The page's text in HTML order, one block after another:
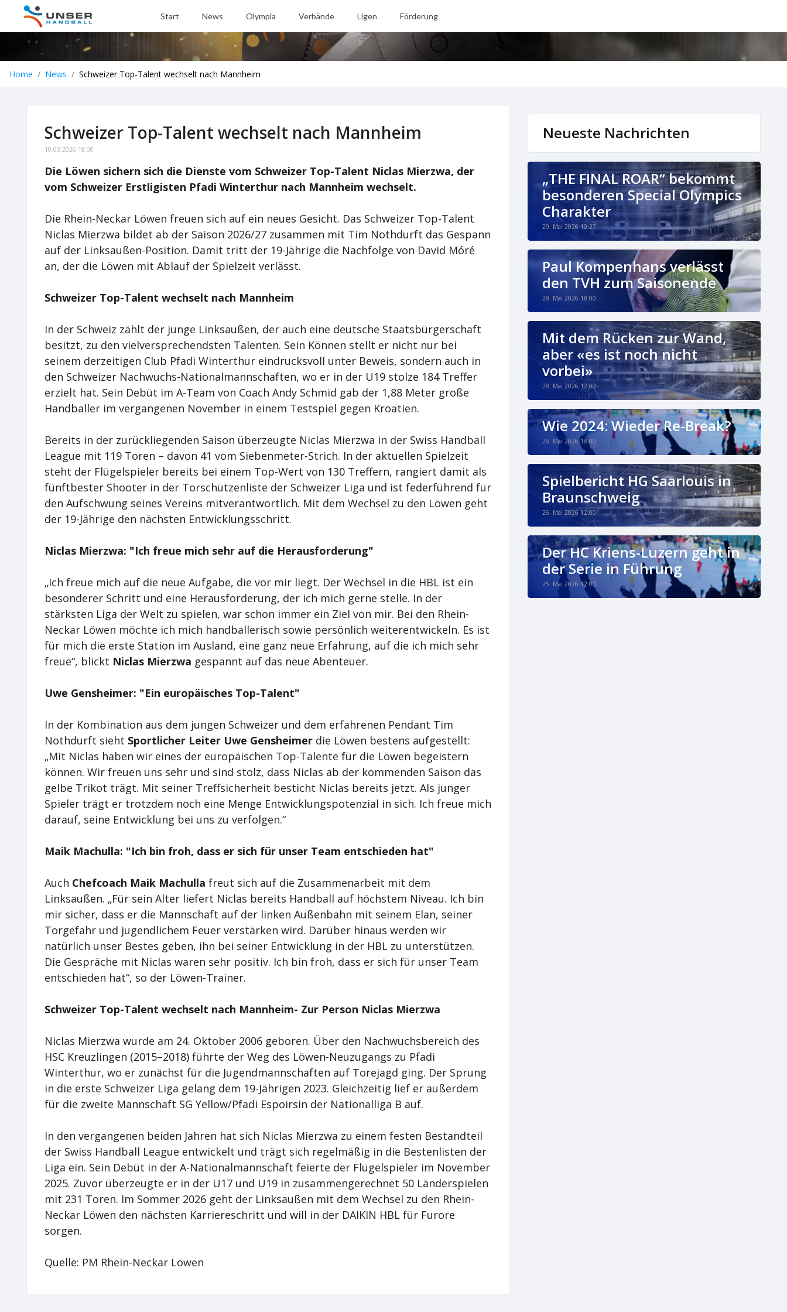
Start News Olympia Verbände Ligen Förderung
Home News Schweizer Top-Talent wechselt nach Mannheim
Schweizer Top-Talent wechselt nach Mannheim
10.03.2026 18:00
Die Löwen sichern sich die Dienste vom Schweizer Top-Talent Niclas Mierzwa, der
vom Schweizer Erstligisten Pfadi Winterthur nach Mannheim wechselt.
Die Rhein-Neckar Löwen freuen sich auf ein neues Gesicht. Das Schweizer Top-Talent
Niclas Mierzwa bildet ab der Saison 2026/27 zusammen mit Tim Nothdurft das Gespann
auf der Linksaußen-Position. Damit tritt der 19-Jährige die Nachfolge von David Móré
an, der die Löwen mit Ablauf der Spielzeit verlässt.
Schweizer Top-Talent wechselt nach Mannheim
In der Schweiz zählt der junge Linksaußen, der auch eine deutsche Staatsbürgerschaft
besitzt, zu den vielversprechendsten Talenten. Sein Können stellt er nicht nur bei
seinem derzeitigen Club Pfadi Winterthur eindrucksvoll unter Beweis, sondern auch in
den Schweizer Nachwuchs-Nationalmannschaften, wo er in der U19 stolze 184 Treffer
erzielt hat. Sein Debüt im A-Team von Coach Andy Schmid gab der 1,88 Meter große
Handballer im vergangenen November in einem Testspiel gegen Kroatien.
Bereits in der zurückliegenden Saison überzeugte Niclas Mierzwa in der Swiss Handball
League mit 119 Toren – davon 41 vom Siebenmeter-Strich. In der aktuellen Spielzeit
steht der Flügelspieler bereits bei einem Top-Wert von 130 Treffern, rangiert damit als
fünftbester Shooter in der Torschützenliste der Schweizer Liga und ist federführend für
den Aufschwung seines Vereins mitverantwortlich. Mit dem Wechsel zu den Löwen geht
der 19-Jährige den nächsten Entwicklungsschritt.
Niclas Mierzwa: "Ich freue mich sehr auf die Herausforderung"
„Ich freue mich auf die neue Aufgabe, die vor mir liegt. Der Wechsel in die HBL ist ein
besonderer Schritt und eine Herausforderung, der ich mich gerne stelle. In der
stärksten Liga der Welt zu spielen, war schon immer ein Ziel von mir. Bei den Rhein-
Neckar Löwen möchte ich mich handballerisch sowie persönlich weiterentwickeln. Es ist
für mich die erste Station im Ausland, eine ganz neue Erfahrung, auf die ich mich sehr
freue“, blickt Niclas Mierzwa gespannt auf das neue Abenteuer.
Uwe Gensheimer: "Ein europäisches Top-Talent"
In der Kombination aus dem jungen Schweizer und dem erfahrenen Pendant Tim
Nothdurft sieht Sportlicher Leiter Uwe Gensheimerdie Löwen bestens aufgestellt:
„Mit Niclas haben wir eines der europäischen Top-Talente für die Löwen begeistern
können. Wir freuen uns sehr und sind stolz, dass Niclas ab der kommenden Saison das
gelbe Trikot trägt. Mit seiner Treffsicherheit besticht Niclas bereits jetzt. Als junger
Spieler trägt er trotzdem noch eine Menge Entwicklungspotenzial in sich. Ich freue mich
darauf, seine Entwicklung bei uns zu verfolgen.“
Maik Machulla: "Ich bin froh, dass er sich für unser Team entschieden hat"
Auch Chefcoach Maik Machulla freut sich auf die Zusammenarbeit mit dem
Linksaußen. „Für sein Alter liefert Niclas bereits Handball auf höchstem Niveau. Ich bin
mir sicher, dass er die Mannschaft auf der linken Außenbahn mit seinem Elan, seiner
Torgefahr und jugendlichem Feuer verstärken wird. Darüber hinaus werden wir
natürlich unser Bestes geben, ihn bei seiner Entwicklung in der HBL zu unterstützen.
Die Gespräche mit Niclas waren sehr positiv. Ich bin froh, dass er sich für unser Team
entschieden hat“, so der Löwen-Trainer.
Schweizer Top-Talent wechselt nach Mannheim- Zur Person Niclas Mierzwa
Niclas Mierzwa wurde am 24. Oktober 2006 geboren. Über den Nachwuchsbereich des
HSC Kreuzlingen (2015–2018) führte der Weg des Löwen-Neuzugangs zu Pfadi
Winterthur, wo er zunächst für die Jugendmannschaften auf Torejagd ging. Der Sprung
in die erste Schweizer Liga gelang dem 19-Jährigen 2023. Gleichzeitig lief er außerdem
für die zweite Mannschaft SG Yellow/Pfadi Espoirsin der Nationalliga B auf.
In den vergangenen beiden Jahren hat sich Niclas Mierzwa zu einem festen Bestandteil
der Swiss Handball League entwickelt und trägt sich regelmäßig in die Bestenlisten der
Liga ein. Sein Debüt in der A-Nationalmannschaft feierte der Flügelspieler im November
2025. Zuvor überzeugte er in der U17 und U19 in zusammengerechnet 50 Länderspielen
mit 231 Toren. Im Sommer 2026 geht der Linksaußen mit dem Wechsel zu den Rhein-
Neckar Löwen den nächsten Karriereschritt und will in der DAIKIN HBL für Furore
sorgen.
Quelle: PM Rhein-Neckar Löwen
Neueste Nachrichten
„THE FINAL ROAR“ bekommt
besonderen Special Olympics
Charakter
29. Mai 2026 10:27
Paul Kompenhans verlässt
den TVH zum Saisonende
28. Mai 2026 18:00
Mit dem Rücken zur Wand,
aber «es ist noch nicht
vorbei»
28. Mai 2026 12:00
Wie 2024: Wieder Re-Break?
26. Mai 2026 18:00
Spielbericht HG Saarlouis in
Braunschweig
26. Mai 2026 12:00
Der HC Kriens-Luzern geht in
der Serie in Führung
25. Mai 2026 12:00